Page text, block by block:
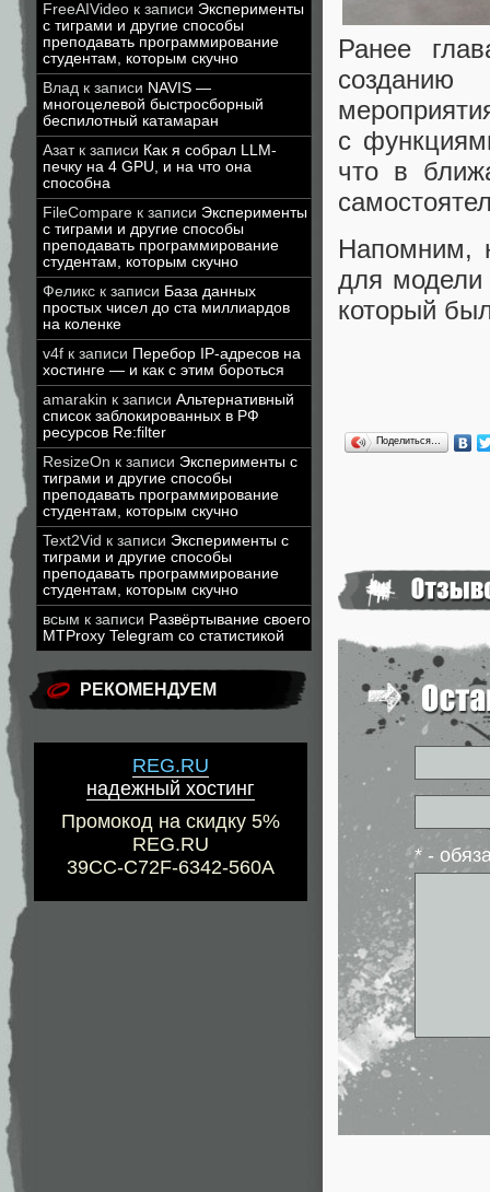
FreeAIVideo к записи Эксперименты
с тиграми и другие способы
преподавать программирование
студентам, которым скучно
Влад к записи NAVIS —
многоцелевой быстросборный
беспилотный катамаран
Азатк записи Как я собрал LLM-
печку на 4 GPU, и на что она
способна
FileCompare к записи Эксперименты
с тиграми и другие способы
преподавать программирование
студентам, которым скучно
Феликс к записи База данных
простых чисел до ста миллиардов
на коленке
v4f к записи Перебор IP-адресов на
хостинге — и как с этим бороться
amarakin к записи Альтернативный
список заблокированных в РФ
ресурсов Re:filter
ResizeOn к записи Эксперименты с
тиграми и другие способы
преподавать программирование
студентам, которым скучно
Text2Vid к записи Эксперименты с
тиграми и другие способы
преподавать программирование
студентам, которым скучно
всым к записи Развёртывание своего
MTProxy Telegram со статистикой
РЕКОМЕНДУЕМ
REG.RU
надежный хостинг
Промокод на скидку 5%
REG.RU
39CC-C72F-6342-560A
Ранее
с
что в
Напомним,
для модели
который
Поделиться…
* -